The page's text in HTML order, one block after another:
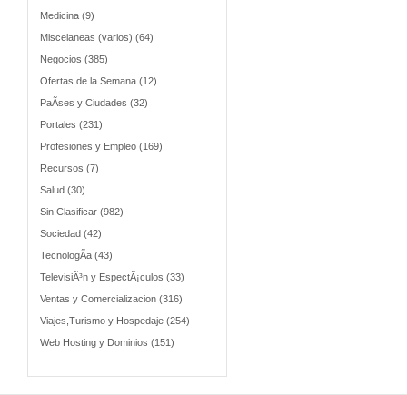
Medicina (9)
Miscelaneas (varios) (64)
Negocios (385)
Ofertas de la Semana (12)
PaÃ­ses y Ciudades (32)
Portales (231)
Profesiones y Empleo (169)
Recursos (7)
Salud (30)
Sin Clasificar (982)
Sociedad (42)
TecnologÃ­a (43)
TelevisiÃ³n y EspectÃ¡culos (33)
Ventas y Comercializacion (316)
Viajes,Turismo y Hospedaje (254)
Web Hosting y Dominios (151)